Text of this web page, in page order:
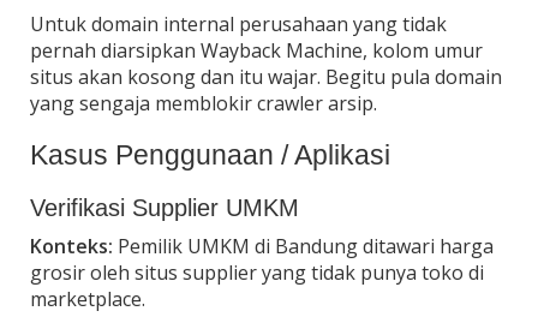
Untuk domain internal perusahaan yang tidak
pernah diarsipkan Wayback Machine, kolom umur
situs akan kosong dan itu wajar. Begitu pula domain
yang sengaja memblokir crawler arsip.
Kasus Penggunaan / Aplikasi
Verifikasi Supplier UMKM
Konteks: Pemilik UMKM di Bandung ditawari harga
grosir oleh situs supplier yang tidak punya toko di
marketplace.